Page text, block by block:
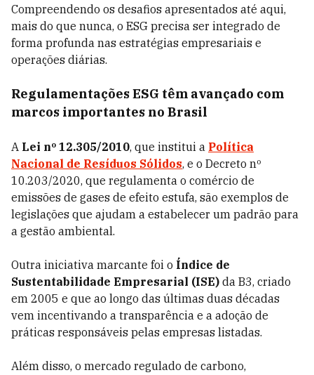
Compreendendo os desafios apresentados até aqui,
mais do que nunca, o ESG precisa ser integrado de
forma profunda nas estratégias empresariais e
operações diárias.
Regulamentações ESG têm avançado com
marcos importantes no Brasil
A Lei nº 12.305/2010, que institui a Política
Nacional de Resíduos Sólidos, e o Decreto nº
10.203/2020, que regulamenta o comércio de
emissões de gases de efeito estufa, são exemplos de
legislações que ajudam a estabelecer um padrão para
a gestão ambiental.
Outra iniciativa marcante foi o Índice de
Sustentabilidade Empresarial (ISE) da B3, criado
em 2005 e que ao longo das últimas duas décadas
vem incentivando a transparência e a adoção de
práticas responsáveis pelas empresas listadas.
Além disso, o mercado regulado de carbono,